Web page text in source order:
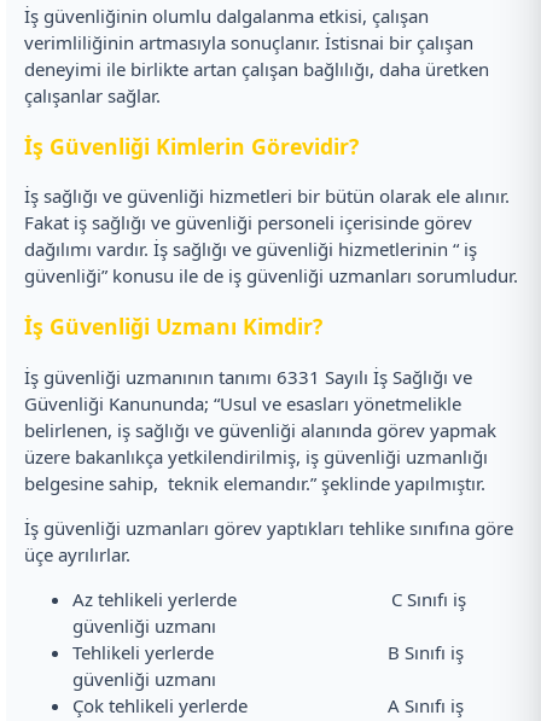
İş güvenliğinin olumlu dalgalanma etkisi, çalışan
verimliliğinin artmasıyla sonuçlanır. İstisnai bir çalışan
deneyimi ile birlikte artan çalışan bağlılığı, daha üretken
çalışanlar sağlar.
İş Güvenliği Kimlerin Görevidir?
İş sağlığı ve güvenliği hizmetleri bir bütün olarak ele alınır.
Fakat iş sağlığı ve güvenliği personeli içerisinde görev
dağılımı vardır. İş sağlığı ve güvenliği hizmetlerinin “ iş
güvenliği” konusu ile de iş güvenliği uzmanları sorumludur.
İş Güvenliği Uzmanı Kimdir?
İş güvenliği uzmanının tanımı 6331 Sayılı İş Sağlığı ve
Güvenliği Kanununda; “Usul ve esasları yönetmelikle
belirlenen, iş sağlığı ve güvenliği alanında görev yapmak
üzere bakanlıkça yetkilendirilmiş, iş güvenliği uzmanlığı
belgesine sahip, teknik elemandır.” şeklinde yapılmıştır.
İş güvenliği uzmanları görev yaptıkları tehlike sınıfına göre
üçe ayrılırlar.
Az tehlikeli yerlerde C Sınıfı iş
güvenliği uzmanı
Tehlikeli yerlerde B Sınıfı iş
güvenliği uzmanı
Çok tehlikeli yerlerde A Sınıfı iş